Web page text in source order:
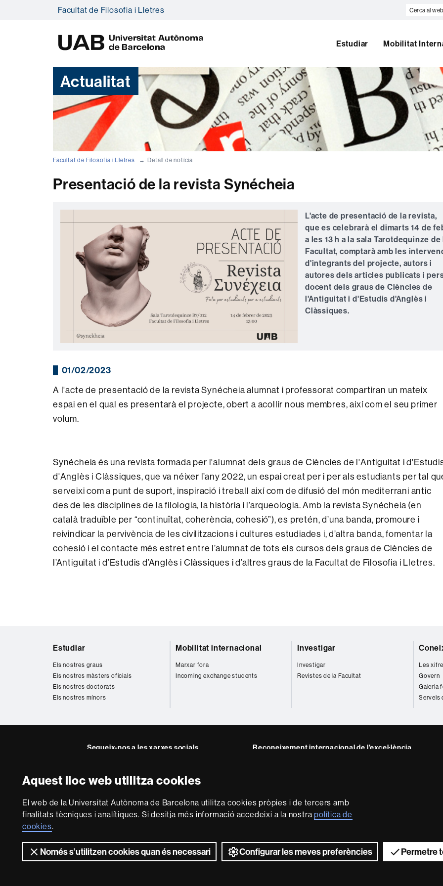
Aquest lloc web utilitza cookies
El web de la Universitat Autònoma de Barcelona utilitza cookies pròpies i de tercers amb
finalitats tècniques i analítiques. Si desitja més informació accedeixi a la nostrapolítica de
cookies.
Només s’utilitzen cookies quan és necessari Configurar les meves preferències Permetre
Facultat de Filosofia i Lletres
Cerca
A
Estudiar Mobilitat
Actualitat
Facultat de Filosofia i Lletres Detall de notícia
Presentació de la revista Synécheia
L'acte de presentació de la revista,
que es celebrarà el dimarts 14 de
a les 13 h a la sala Tarotdequinze de
Facultat, comptarà amb les
d'integrants del projecte, autors i
autores dels articles publicats i
docent dels graus de Ciències de
l'Antiguitat i d'Estudis d'Anglès i
Clàssiques.
01/02/2023
A l'acte de presentació de la revista Synécheia alumnat i professorat compartiran un mateix
espai en el qual es presentarà el projecte, obert a acollir nous membres, així com el seu primer
volum.
Synécheia és una revista formada per l'alumnat dels graus de Ciències de l'Antiguitat i
d'Anglès i Clàssiques, que va néixer l’any 2022, un espai creat per i per als estudiants per tal
serveixi com a punt de suport, inspiració i treball així com de difusió del món mediterrani antic
des de les disciplines de la filologia, la història i l’arqueologia. Amb la revista Synécheia (en
català traduïble per “continuïtat, coherència, cohesió”), es pretén, d’una banda, promoure i
reivindicar la pervivència de les civilitzacions i cultures estudiades i, d’altra banda, fomentar la
cohesió i el contacte més estret entre l’alumnat de tots els cursos dels graus de Ciències de
l’Antiguitat i d’Estudis d’Anglès i Clàssiques i d’altres graus de la Facultat de Filosofia i Lletres.
Estudiar
Els nostres graus
Els nostres màsters oficials
Els nostres doctorats
Els nostres mínors
Mobilitat internacional
Marxar fora
Incoming exchange students
Investigar
Investigar
Revistes de la Facultat
Les
Govern
Galeria
Serveis
Segueix-nos a les xarxes socials
FFLFFLFFLFFLUAB
Reconeixement internacional de l'excel·lència
Sobre
aquest
web
2026 Universitat Autònoma de Barcelona